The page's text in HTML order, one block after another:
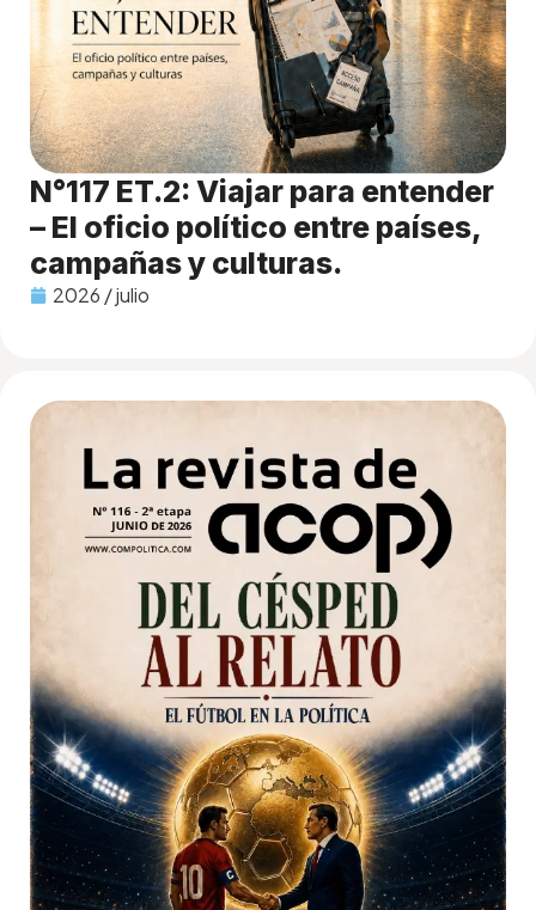
N°117 ET.2: Viajar para entender
– El oficio político entre países,
campañas y culturas.
2026 / julio